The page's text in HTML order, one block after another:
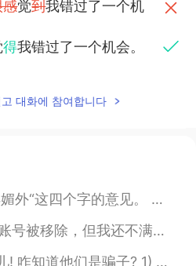
感觉到我错过了一个机
得我错过了一个机会。
人都有适应中国人的条
尊重
대화에 참여합니다
有交外国男朋友叫做“崇洋媚外”。 我发现大部分的时候是男生贬低女生的四个字。我们应该说喜欢嘻哈时尚，...
我不喜欢攻击人，只喜欢指出不好的行为，但他一直都是这样，所以得说一声警告大家。 不要说被他欺骗的女生是...
他们跟你太热情打个招呼说他们的"城市"和他们的国家Miami, Florida, 什么的 3) 很快想加你的...